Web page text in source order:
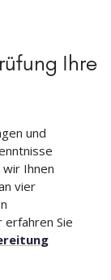
Ihre
und
Ihnen
vier
Sie